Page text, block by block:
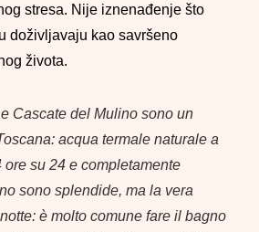
stresa. Nije iznenađenje što
doživljavaju kao savršeno
života.
Cascate del Mulino sono un
acqua termale naturale a
ore su 24 e completamente
sono splendide, ma la vera
è molto comune fare il bagno